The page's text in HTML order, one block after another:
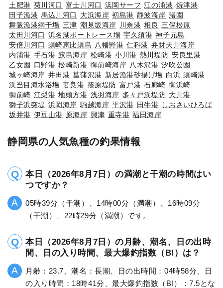
土肥港 菊川河口 富士川河口 浜岡サーフ 江の浦港 焼津港
田子漁港 馬込川河口 大浜海岸 初島港 静波海岸 渚園
舞阪漁港網干場 三津 潮見坂海岸 川奈港 相良 三保松原
太田川河口 浜名湖ボートレース場 宇久須港 神子元島
安倍川河口 須崎恵比須島 八幡野港 仁科港 弁財天川海岸
内浦港 手石港 鮫島海岸 松崎港 小川港 熱川堤防 安良里港
乙女園 口野港 松崎新港 御前崎海岸 八木沢港 汐吹公園
城ヶ崎海岸 井田港 菖蒲沢港 新居漁港砂揚げ場 白浜 須崎港
浜当目海水浴場 妻良港 篠原堤防 富戸港 石廊崎 御浜崎
御前崎 江梨港 地頭方港 浅羽海岸 多々戸浜堤防 大川港
獅子浜突堤 浜岡海岸 駒越海岸 平沢港 田牛港 しおさいひろば
坂井港 伊豆山港 原海岸 興津 重寺港 福田海岸
静岡県の人気魚種の釣果情報
本日（2026年8月7日）の満潮と干潮の時間はい
つですか？
05時39分（干潮）、14時00分（満潮）、16時09分
（干潮）、22時29分（満潮）です。
本日（2026年8月7日）の月齢、潮名、日の出時
間、日の入り時間、最大爆釣指数（BI）は？
月齢：23.7、潮名：長潮、日の出時間：04時58分、日
の入り時間：18時41分、最大爆釣指数（BI）：7.5とな